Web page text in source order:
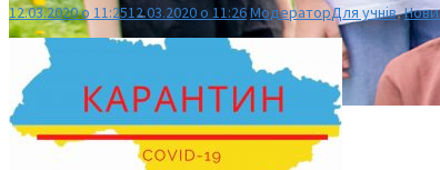
12.03.2020 о 11:2512.03.2020 о 11:26МодераторДля учнів,